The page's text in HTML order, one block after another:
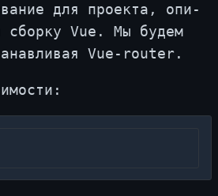
для про­ек­та, опи­
сбор­ку Vue. Мы бу­дем
Vue-router.